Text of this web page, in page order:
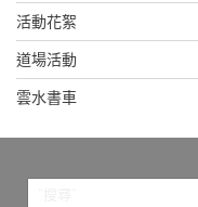
活動花絮
道場活動
雲水書車